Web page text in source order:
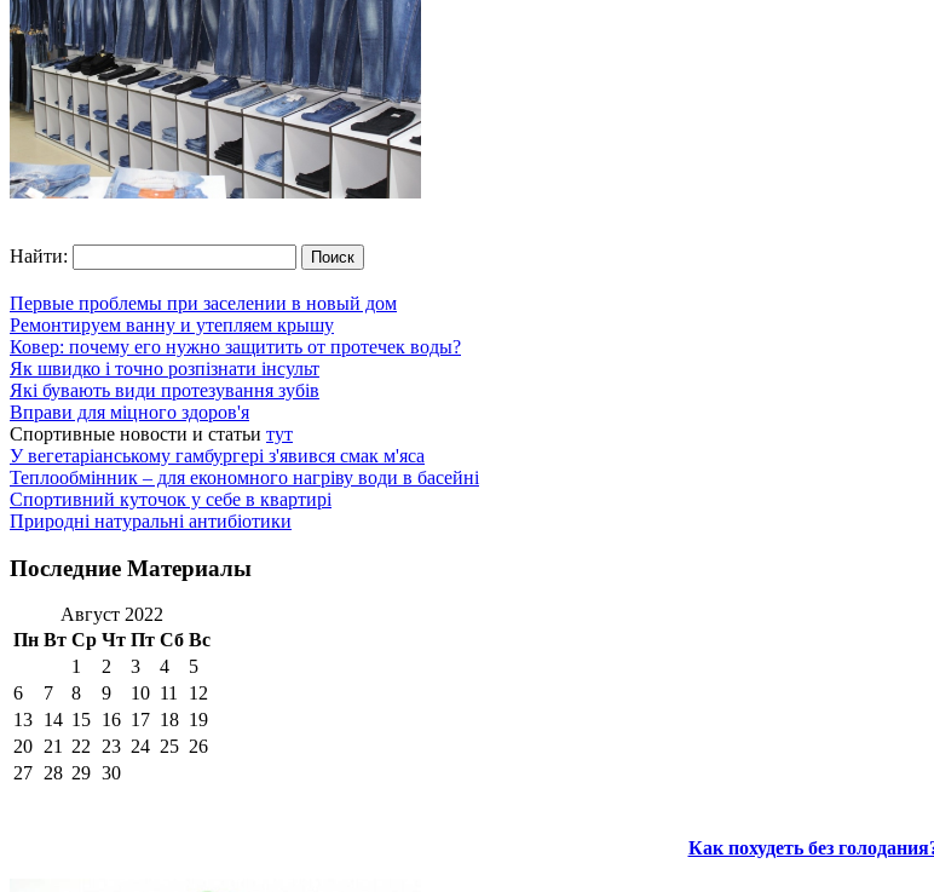
Найти:
Первые проблемы при заселении в новый дом
Ремонтируем ванну и утепляем крышу
Ковер: почему его нужно защитить от протечек воды?
Як швидко і точно розпізнати інсульт
Які бувають види протезування зубів
Вправи для міцного здоров'я
Спортивные новости и статьи тут
У вегетаріанському гамбургері з'явився смак м'яса
Теплообмінник – для економного нагріву води в басейні
Спортивний куточок у себе в квартирі
Природні натуральні антибіотики
Последние Материалы
Август 2022
Пн Вт Ср Чт Пт Сб Вс
1
2 3 4
5
6
7 8 9 10 11
12
13 14 15 16 17 18 19
20 21 22 23 24 25 26
27 28 29 30
Как похудеть без